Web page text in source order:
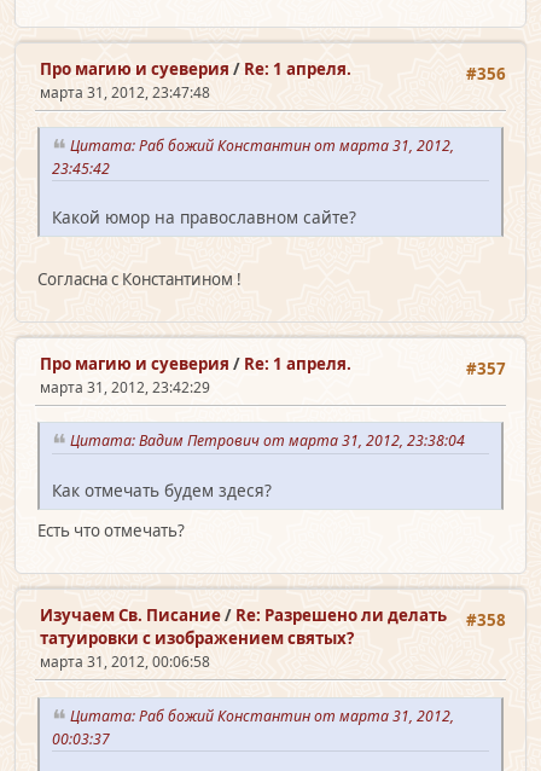
#356
Про магию и суеверия / Re: 1 апреля.
марта 31, 2012, 23:47:48
Цитата: Раб божий Константин от марта 31, 2012,
23:45:42
Какой юмор на православном сайте?
Согласна с Константином !
#357
Про магию и суеверия / Re: 1 апреля.
марта 31, 2012, 23:42:29
Цитата: Вадим Петрович от марта 31, 2012, 23:38:04
Как отмечать будем здеся?
Есть что отмечать?
#358
Изучаем Св. Писание/ Re: Разрешено ли делать
татуировки с изображением святых?
марта 31, 2012, 00:06:58
Цитата: Раб божий Константин от марта 31, 2012,
00:03:37